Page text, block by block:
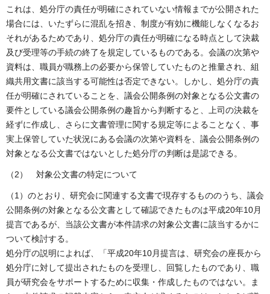
これは、処分庁の責任が明確にされていない情報までが公開された
場合には、いたずらに混乱を招き、制度が有効に機能しなくなるお
それがあるためであり、処分庁の責任が明確になる時点として決裁
及び受理等の手続の終了を規定しているものである。会議の次第や
資料は、職員が職務上の必要から保管していたものと推量され、組
織共用文書に該当する可能性は否定できない。しかし、処分庁の責
任が明確にされていることを、議会公開条例の対象となる公文書の
要件としている議会公開条例の趣旨から判断すると、上司の決裁を
経ずに作成し、さらに文書管理に関する規定等によることなく、事
実上保管していた状況にある会議の次第や資料を、議会公開条例の
対象となる公文書ではないとした処分庁の判断は是認できる。
（2） 対象公文書の特定について
（1）のとおり、研究会に関連する文書で現存するもののうち、議会
公開条例の対象となる公文書として確認できたものは平成20年10月
提言であるが、当該公文書が本件請求の対象公文書に該当するかに
ついて検討する。
処分庁の説明によれば、「平成20年10月提言は、研究会の座長から
処分庁に対して提出されたものを受理し、回覧したものであり、職
員が研究会をサポートするために収集・作成したものではない。ま